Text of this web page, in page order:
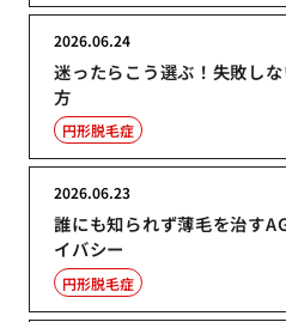
迷ったらこう選ぶ！失敗し
方
2026.06.24
円形脱毛症
誰にも知られず薄毛を治す
イバシー
2026.06.23
円形脱毛症